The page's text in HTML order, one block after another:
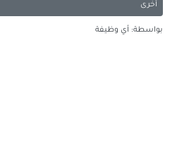
أخرى
بواسطة: أي وظيفة